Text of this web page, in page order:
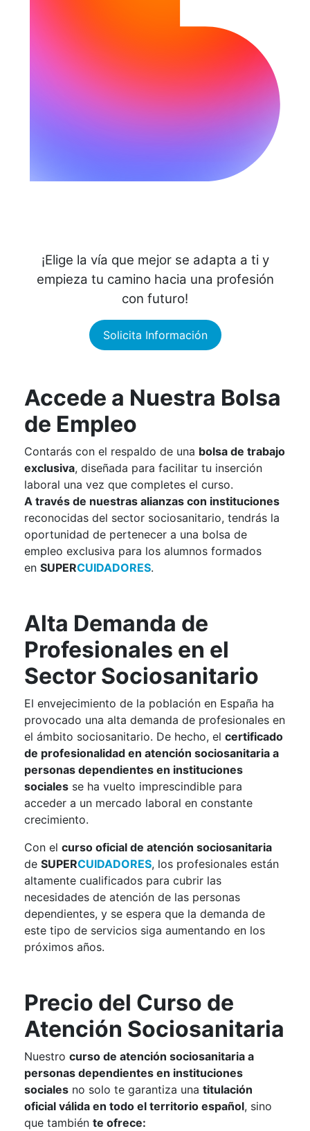
¡Elige la vía que mejor se adapta a ti y
empieza tu camino hacia una profesión
con futuro!
Solicita Información
Accede a Nuestra Bolsa
de Empleo
Contarás con el respaldo de una bolsa de trabajo
exclusiva, diseñada para facilitar tu inserción
laboral una vez que completes el curso.
A través de nuestras alianzas con instituciones
reconocidas del sector sociosanitario, tendrás la
oportunidad de pertenecer a una bolsa de
empleo exclusiva para los alumnos formados
en SUPERCUIDADORES.
Alta Demanda de
Profesionales en el
Sector Sociosanitario
El envejecimiento de la población en España ha
provocado una alta demanda de profesionales en
el ámbito sociosanitario. De hecho, el certificado
de profesionalidad en atención sociosanitaria a
personas dependientes en instituciones
sociales se ha vuelto imprescindible para
acceder a un mercado laboral en constante
crecimiento.
Con el curso oficial de atención sociosanitaria
de SUPERCUIDADORES, los profesionales están
altamente cualificados para cubrir las
necesidades de atención de las personas
dependientes, y se espera que la demanda de
este tipo de servicios siga aumentando en los
próximos años.
Precio del Curso de
Atención Sociosanitaria
Nuestro curso de atención sociosanitaria a
personas dependientes en instituciones
sociales no solo te garantiza una titulación
oficial válida en todo el territorio español, sino
que también te ofrece: